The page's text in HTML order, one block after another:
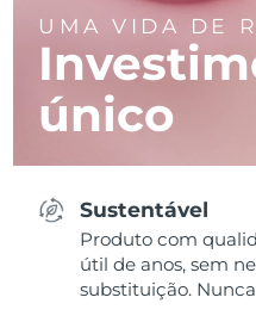
UMA VIDA DE
único
Sustentável
Produto com
útil de anos, sem
substituição.